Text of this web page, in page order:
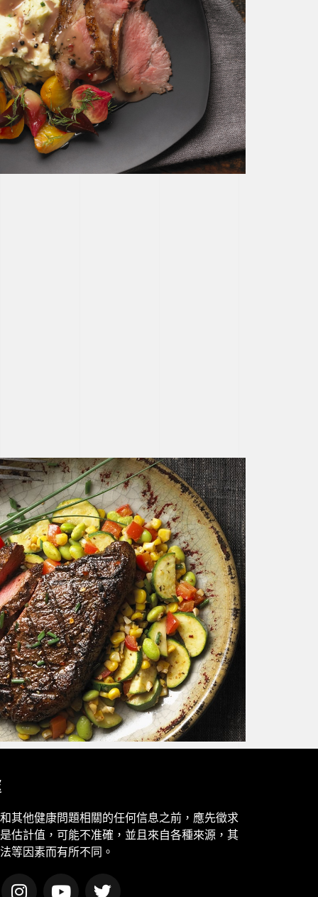
其他健康問題相關的任何信息之前，應先徵求
估計值，可能不准確，並且來自各種來源，其
等因素而有所不同。